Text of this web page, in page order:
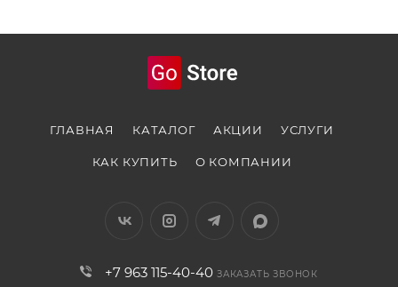
ГЛАВНАЯ КАТАЛОГ АКЦИИ УСЛУГИ
КАК КУПИТЬ О КОМПАНИИ
+7 963 115-40-40 ЗАКАЗАТЬ ЗВОНОК